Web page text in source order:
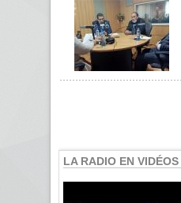
LA RADIO EN VIDÉOS